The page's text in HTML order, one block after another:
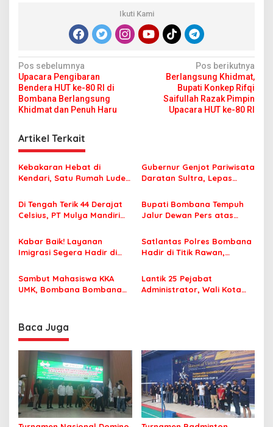
Ikuti Kami
N
a
v
g
a
s
p
o
s
Pos sebelumnya
Upacara Pengibaran
Bendera HUT ke-80 RI di
Bombana Berlangsung
Khidmat dan Penuh Haru
Pos berikutnya
Berlangsung Khidmat,
Bupati Konkep Rifqi
Saifullah Razak Pimpin
Upacara HUT ke-80 RI
Artikel Terkait
Kebakaran Hebat di
Kendari, Satu Rumah Ludes
Gubernur Genjot Pariwisata
Daratan Sultra, Lepas
Tiga Kabupaten Unggulan
Di Tengah Terik 44 Derajat
Celsius, PT Mulya Mandiri
Jamaah Tetap Sehat dan
Nyaman Beribadah
Bupati Bombana Tempuh
Jalur Dewan Pers atas
Korupsi Jembatan Cirauci II
Kabar Baik! Layanan
Imigrasi Segera Hadir di
Perlu Lagi ke Kendari
Satlantas Polres Bombana
Hadir di Titik Rawan,
Sekolah dengan Aman
Sambut Mahasiswa KKA
UMK, Bombana Bombana
Lantik 25 Pejabat
Administrator, Wali Kota
Baca Juga